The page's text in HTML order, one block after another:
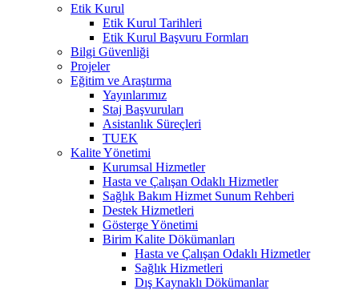
Etik Kurul
Etik Kurul Tarihleri
Etik Kurul Başvuru Formları
Bilgi Güvenliği
Projeler
Eğitim ve Araştırma
Yayınlarımız
Staj Başvuruları
Asistanlık Süreçleri
TUEK
Kalite Yönetimi
Kurumsal Hizmetler
Hasta ve Çalışan Odaklı Hizmetler
Sağlık Bakım Hizmet Sunum Rehberi
Destek Hizmetleri
Gösterge Yönetimi
Birim Kalite Dökümanları
Hasta ve Çalışan Odaklı Hizmetler
Sağlık Hizmetleri
Dış Kaynaklı Dökümanlar